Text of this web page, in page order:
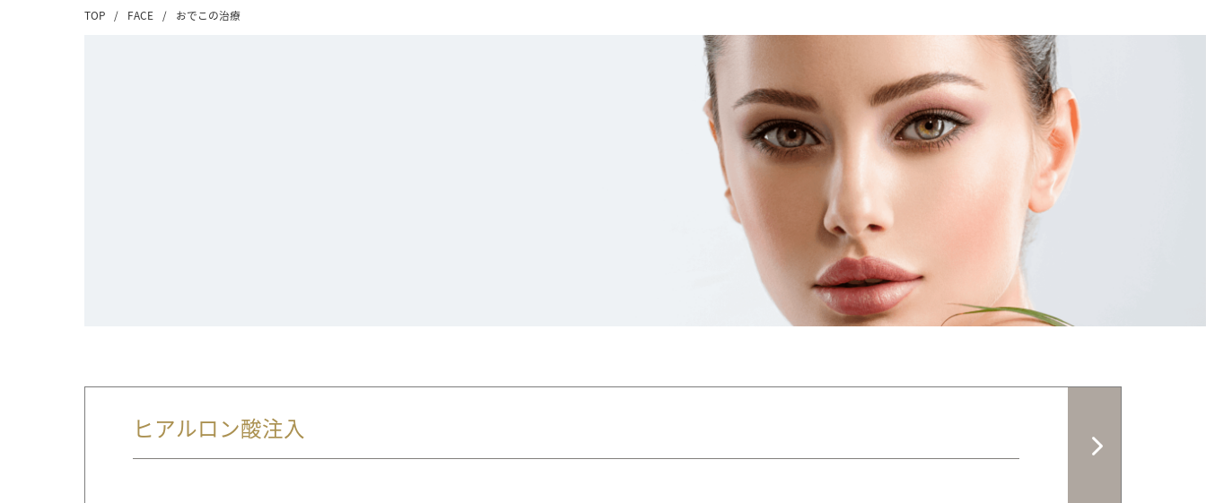
TOP / FACE / おでこの治療
ヒアルロン酸注入